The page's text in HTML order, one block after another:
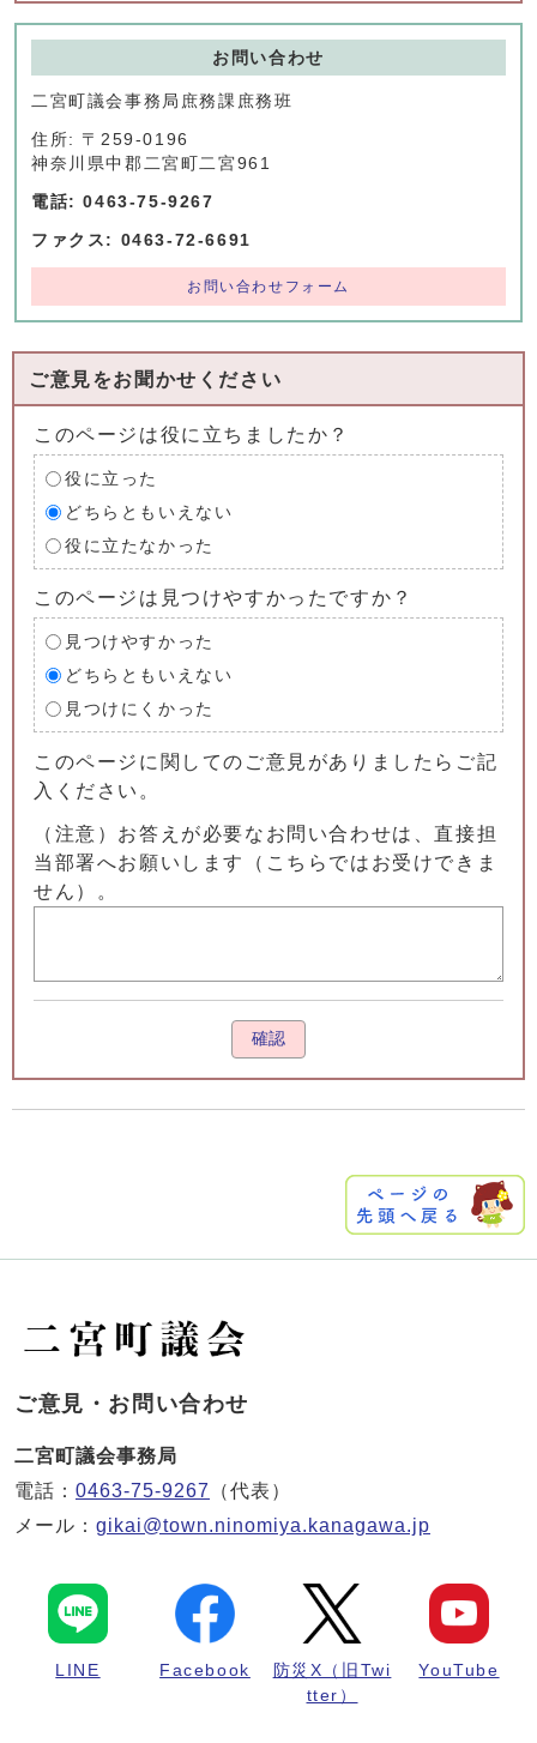
お問い合わせ
二宮町議会事務局庶務課庶務班
住所: 〒259-0196
神奈川県中郡二宮町二宮961
電話: 0463-75-9267
ファクス: 0463-72-6691
お問い合わせフォーム
ご意見をお聞かせください
このページは役に立ちましたか？
役に立った
どちらともいえない
役に立たなかった
このページは見つけやすかったですか？
見つけやすかった
どちらともいえない
見つけにくかった
このページに関してのご意見がありましたらご記
入ください。
（注意）お答えが必要なお問い合わせは、直接担
当部署へお願いします（こちらではお受けできま
せん）。
確認
ご意見・お問い合わせ
二宮町議会事務局
電話： 0463-75-9267
（代表）
メール： gikai@town.ninomiya.kanagawa.jp
LINE Facebook
防災X（旧Twi
tter）
YouTube